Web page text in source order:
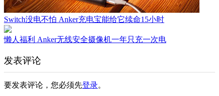
Switch没电不怕 Anker充电宝能给它续命15小时
懒人福利 Anker无线安全摄像机一年只充一次电
发表评论
要发表评论，您必须先登录。